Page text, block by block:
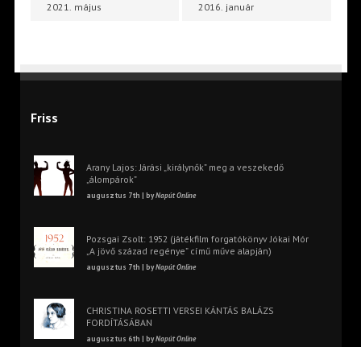
2021. május 2016. január
Friss
Arany Lajos: Járási „királynők” meg a veszekedő
„álompárok”
augusztus 7th | byNapút Online
Pozsgai Zsolt: 1952 (játékfilm forgatókönyv Jókai Mór
„A jövő század regénye” című műve alapján)
augusztus 7th | byNapút Online
CHRISTINA ROSETTI VERSEI KÁNTÁS BALÁZS
FORDÍTÁSÁBAN
augusztus 6th | byNapút Online